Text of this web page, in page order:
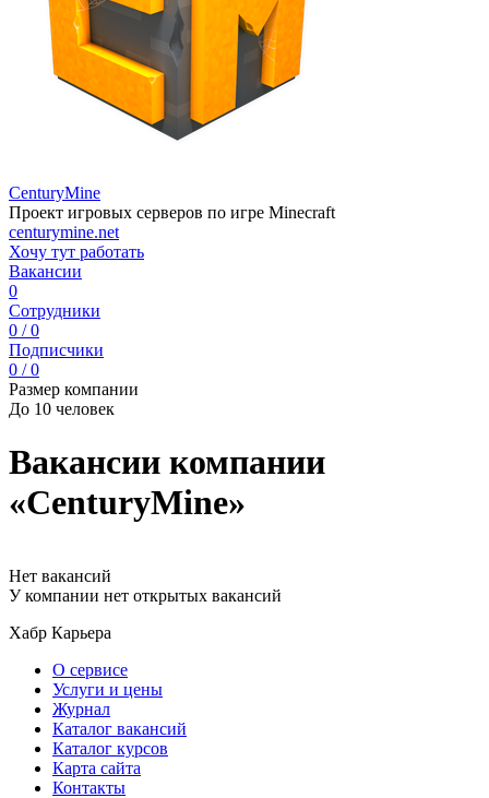
CenturyMine
Проект игровых серверов по игре Minecraft
centurymine.net
Хочу тут работать
Вакансии
0
Сотрудники
0 / 0
Подписчики
0 / 0
Размер компании
До 10 человек
Вакансии компании
«CenturyMine»
Нет вакансий
У компании нет открытых вакансий
Хабр Карьера
О сервисе
Услуги и цены
Журнал
Каталог вакансий
Каталог курсов
Карта сайта
Контакты